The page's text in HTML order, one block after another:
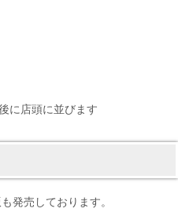
に店頭に並びます
発売しております。